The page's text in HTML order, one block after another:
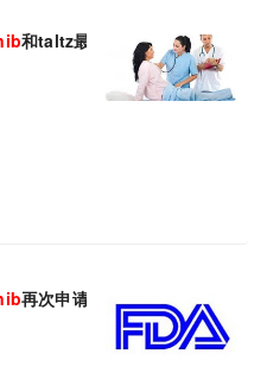
和taltz最新试验数据
再次申请上市